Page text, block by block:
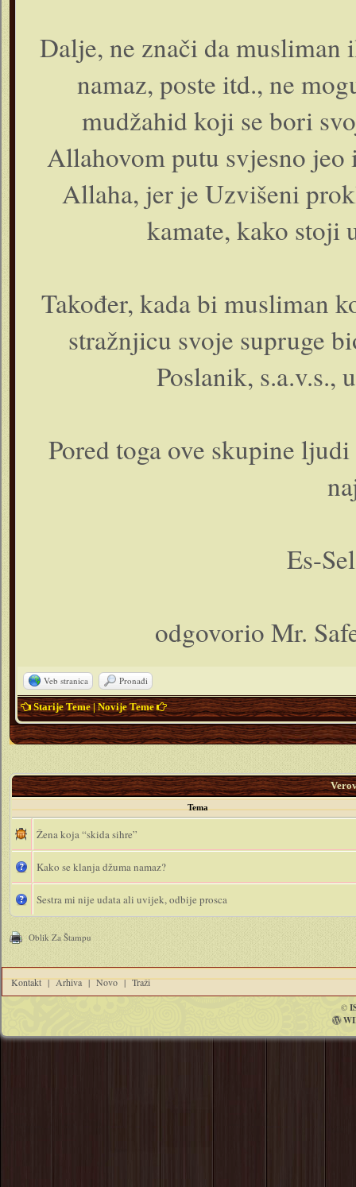
Dalje, ne znači da
namaz, poste itd., ne
mudžahid koji se bori
Allahovom putu svjesno
Allaha, jer je Uzvišeni
kamate, kako stoji
Također, kada bi musliman
stražnjicu svoje supruge
Poslanik, s.a.v.s.,
Pored toga ove skupine
Es-
odgovorio Mr.
Veb stranica Pronađi
Starije Teme|Novije Teme
Tema
Žena koja “skida sihre”
Kako se klanja džuma namaz?
Sestra mi nije udata ali uvijek, odbije prosca
Oblik Za Štampu
Kontakt | Arhiva | Novo | Traži
©